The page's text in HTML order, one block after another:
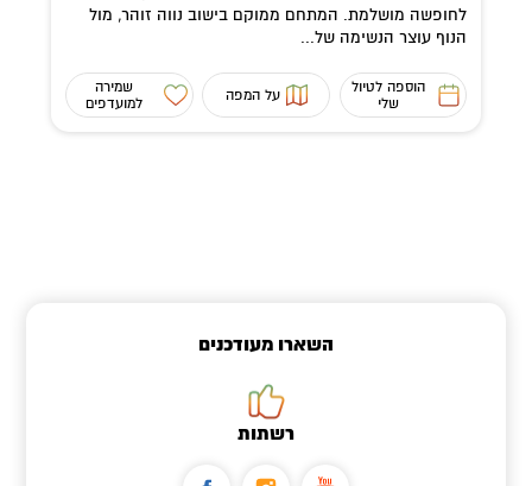
לחופשה מושלמת. המתחם ממוקם בישוב נווה זוהר, מול
הנוף עוצר הנשימה של...
הוספה לטיול
שלי
על המפה
שמירה
למועדפים
השארו מעודכנים
רשתות